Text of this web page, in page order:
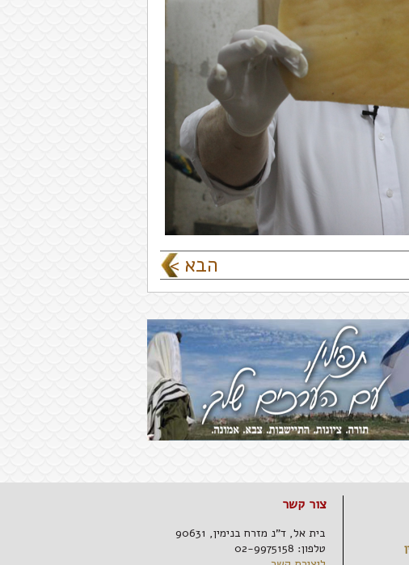
< הבא
צור קשר
בית אל, ד"נ מזרח בנימין, 90631
טלפון: 02-9975158